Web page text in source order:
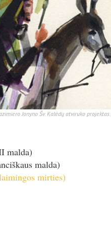
Jonyno Šv. Kalėdų atviruko projektas.
malda)
malda)
mirties)